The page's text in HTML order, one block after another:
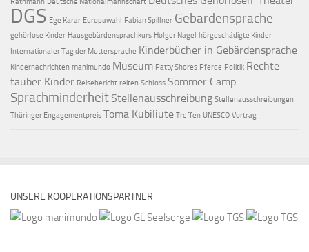
DGS Ege Karar Europawahl Fabian Spillner Gebärdensprache
gehörlose Kinder Hausgebärdensprachkurs Holger Nagel hörgeschädigte Kinder
Internationaler Tag der Muttersprache Kinderbücher in Gebärdensprache
Kindernachrichten manimundo Museum Patty Shores Pferde Politik Rechte
tauber Kinder Reisebericht reiten Schloss Sommer Camp
Sprachminderheit Stellenausschreibung Stellenausschreibungen
Thüringer Engagementpreis Toma Kubiliute Treffen UNESCO Vortrag
UNSERE KOOPERATIONSPARTNER